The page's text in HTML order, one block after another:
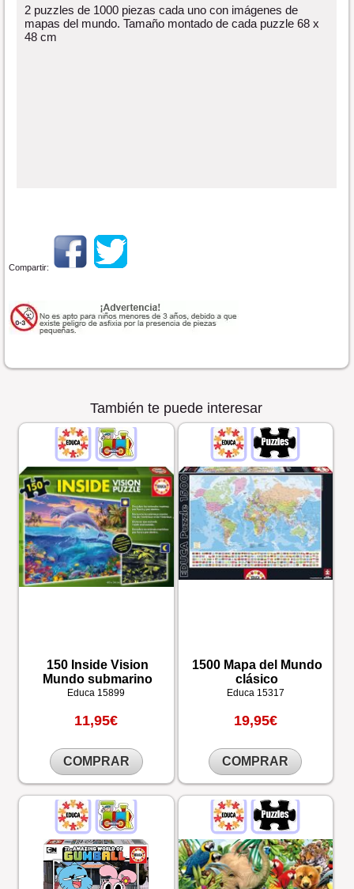
2 puzzles de 1000 piezas cada uno con imágenes de
mapas del mundo. Tamaño montado de cada puzzle 68 x
48 cm
Compartir:
También te puede interesar
150 Inside Vision
Mundo submarino
Educa 15899
11,95€
COMPRAR
1500 Mapa del Mundo
clásico
Educa 15317
19,95€
COMPRAR